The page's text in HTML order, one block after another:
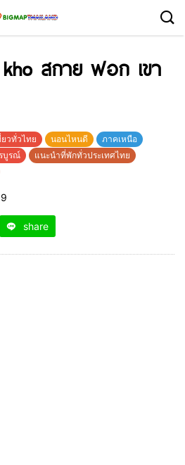
สกาย ฟอก เขา
วทั่วไทย นอนไหนดี
ภาคเหนือ
บูรณ์
แนะนำที่พักทั่วประเทศไทย
share